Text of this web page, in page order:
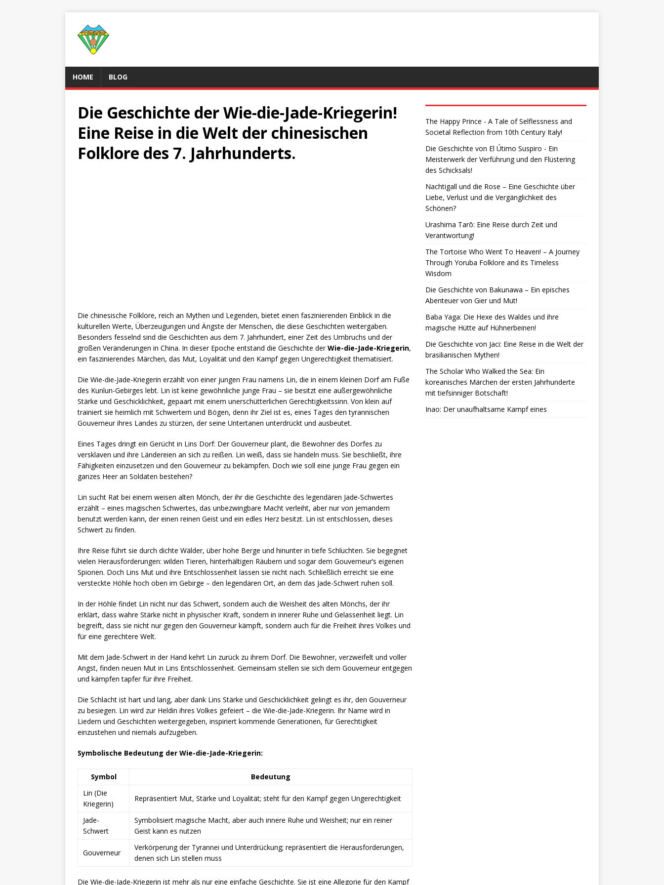
HOME BLOG
Die Geschichte der Wie-die-Jade-Kriegerin!
Eine Reise in die Welt der chinesischen
Folklore des 7. Jahrhunderts.
Die chinesische Folklore, reich an Mythen und Legenden, bietet einen faszinierenden Einblick in die
kulturellen Werte, Überzeugungen und Ängste der Menschen, die diese Geschichten weitergaben.
Besonders fesselnd sind die Geschichten aus dem 7. Jahrhundert, einer Zeit des Umbruchs und der
großen Veränderungen in China. In dieser Epoche entstand die Geschichte derWie-die-Jade-Kriegerin,
ein faszinierendes Märchen, das Mut, Loyalität und den Kampf gegen Ungerechtigkeit thematisiert.
Die Wie-die-Jade-Kriegerin erzählt von einer jungen Frau namens Lin, die in einem kleinen Dorf am Fuße
des Kunlun-Gebirges lebt. Lin ist keine gewöhnliche junge Frau – sie besitzt eine außergewöhnliche
Stärke und Geschicklichkeit, gepaart mit einem unerschütterlichen Gerechtigkeitssinn. Von klein auf
trainiert sie heimlich mit Schwertern und Bögen, denn ihr Ziel ist es, eines Tages den tyrannischen
Gouverneur ihres Landes zu stürzen, der seine Untertanen unterdrückt und ausbeutet.
Eines Tages dringt ein Gerücht in Lins Dorf: Der Gouverneur plant, die Bewohner des Dorfes zu
versklaven und ihre Ländereien an sich zu reißen. Lin weiß, dass sie handeln muss. Sie beschließt, ihre
Fähigkeiten einzusetzen und den Gouverneur zu bekämpfen. Doch wie soll eine junge Frau gegen ein
ganzes Heer an Soldaten bestehen?
Lin sucht Rat bei einem weisen alten Mönch, der ihr die Geschichte des legendären Jade-Schwertes
erzählt – eines magischen Schwertes, das unbezwingbare Macht verleiht, aber nur von jemandem
benutzt werden kann, der einen reinen Geist und ein edles Herz besitzt. Lin ist entschlossen, dieses
Schwert zu finden.
Ihre Reise führt sie durch dichte Wälder, über hohe Berge und hinunter in tiefe Schluchten. Sie begegnet
vielen Herausforderungen: wilden Tieren, hinterhältigen Räubern und sogar dem Gouverneur’s eigenen
Spionen. Doch Lins Mut und ihre Entschlossenheit lassen sie nicht nach. Schließlich erreicht sie eine
versteckte Höhle hoch oben im Gebirge – den legendären Ort, an dem das Jade-Schwert ruhen soll.
In der Höhle findet Lin nicht nur das Schwert, sondern auch die Weisheit des alten Mönchs, der ihr
erklärt, dass wahre Stärke nicht in physischer Kraft, sondern in innerer Ruhe und Gelassenheit liegt. Lin
begreift, dass sie nicht nur gegen den Gouverneur kämpft, sondern auch für die Freiheit ihres Volkes und
für eine gerechtere Welt.
Mit dem Jade-Schwert in der Hand kehrt Lin zurück zu ihrem Dorf. Die Bewohner, verzweifelt und voller
Angst, finden neuen Mut in Lins Entschlossenheit. Gemeinsam stellen sie sich dem Gouverneur entgegen
und kämpfen tapfer für ihre Freiheit.
Die Schlacht ist hart und lang, aber dank Lins Stärke und Geschicklichkeit gelingt es ihr, den Gouverneur
zu besiegen. Lin wird zur Heldin ihres Volkes gefeiert – die Wie-die-Jade-Kriegerin. Ihr Name wird in
Liedern und Geschichten weitergegeben, inspiriert kommende Generationen, für Gerechtigkeit
einzustehen und niemals aufzugeben.
Symbolische Bedeutung der Wie-die-Jade-Kriegerin:
Symbol
Bedeutung
Lin (Die
Kriegerin)
Repräsentiert Mut, Stärke und Loyalität; steht für den Kampf gegen Ungerechtigkeit
Jade-
Schwert
Symbolisiert magische Macht, aber auch innere Ruhe und Weisheit; nur ein reiner
Geist kann es nutzen
Gouverneur
Verkörperung der Tyrannei und Unterdrückung; repräsentiert die Herausforderungen,
denen sich Lin stellen muss
Die Wie-die-Jade-Kriegerin ist mehr als nur eine einfache Geschichte. Sie ist eine Allegorie für den Kampf
The Happy Prince - A Tale of Selflessness and
Societal Reflection from 10th Century Italy!
Die Geschichte von El Útimo Suspiro - Ein
Meisterwerk der Verführung und den Flüstering
des Schicksals!
Nachtigall und die Rose – Eine Geschichte über
Liebe, Verlust und die Vergänglichkeit des
Schönen?
Urashima Tarō: Eine Reise durch Zeit und
Verantwortung!
The Tortoise Who Went To Heaven! – A Journey
Through Yoruba Folklore and its Timeless
Wisdom
Die Geschichte von Bakunawa – Ein episches
Abenteuer von Gier und Mut!
Baba Yaga: Die Hexe des Waldes und ihre
magische Hütte auf Hühnerbeinen!
Die Geschichte von Jaci: Eine Reise in die Welt der
brasilianischen Mythen!
The Scholar Who Walked the Sea: Ein
koreanisches Märchen der ersten Jahrhunderte
mit tiefsinniger Botschaft!
Inao: Der unaufhaltsame Kampf eines